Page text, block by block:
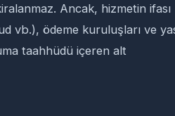
Ancak, hizmetin ifası
vb.), ödeme kuruluşları ve
taahhüdü içeren alt